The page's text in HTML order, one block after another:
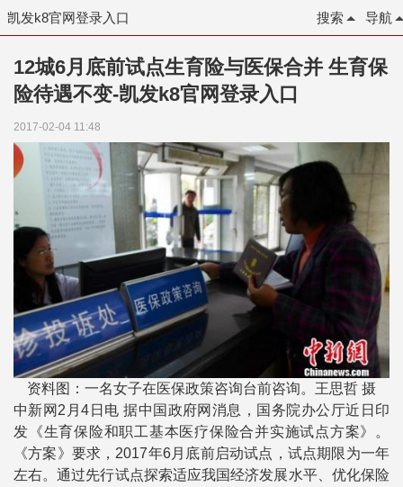
凯发k8官网登录入口 导航
搜索
12城6月底前试点生育险与医保合并 生育保
险待遇不变-凯发k8官网登录入口
2017-02-04 11:48
资料图：一名女子在医保政策咨询台前咨询。王思哲 摄
中新网2月4日电 据中国政府网消息，国务院办公厅近日印
发《生育保险和职工基本医疗保险合并实施试点方案》。
《方案》要求，2017年6月底前启动试点，试点期限为一年
左右。通过先行试点探索适应我国经济发展水平、优化保险